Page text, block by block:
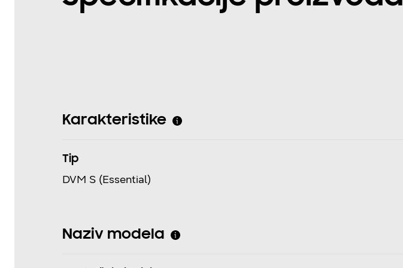
Karakteristike
Tip
DVM S (Essential)
Naziv modela